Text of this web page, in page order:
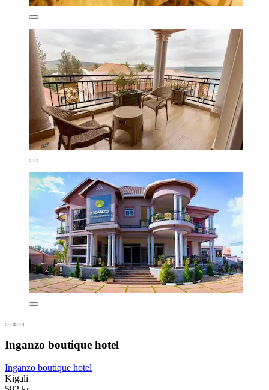
Inganzo boutique hotel
Inganzo boutique hotel
Kigali